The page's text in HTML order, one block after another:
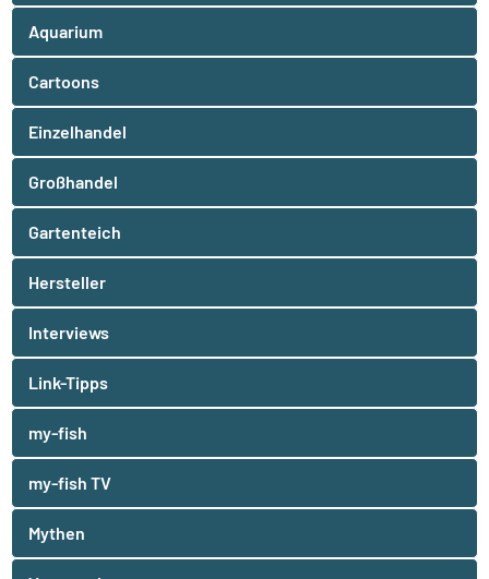
Aquarium
Cartoons
Einzelhandel
Großhandel
Gartenteich
Hersteller
Interviews
Link-Tipps
my-fish
my-fish TV
Mythen